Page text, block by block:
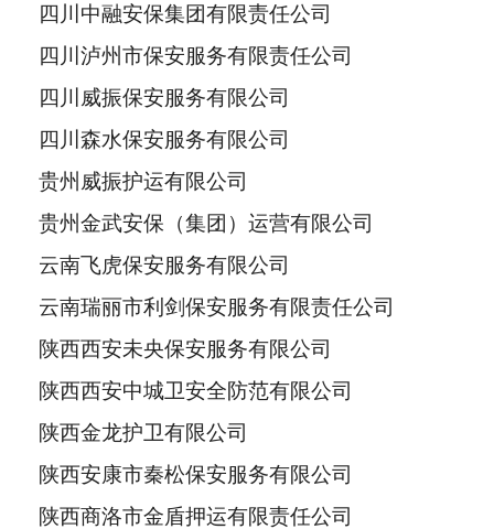
四川中融安保集团有限责任公司
四川泸州市保安服务有限责任公司
四川威振保安服务有限公司
四川森水保安服务有限公司
贵州威振护运有限公司
贵州金武安保（集团）运营有限公司
云南飞虎保安服务有限公司
云南瑞丽市利剑保安服务有限责任公司
陕西西安未央保安服务有限公司
陕西西安中城卫安全防范有限公司
陕西金龙护卫有限公司
陕西安康市秦松保安服务有限公司
陕西商洛市金盾押运有限责任公司